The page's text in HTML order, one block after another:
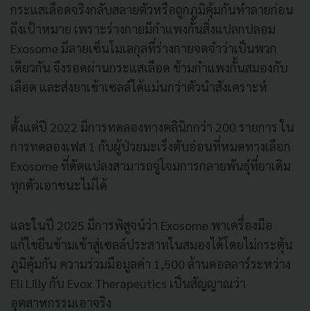
กระแสเลือดจริงกลับสลายตัวหรือถูกภูมิคุ้มกันทำลายก่อน
ถึงเป้าหมาย เพราะร่างกายมีกำแพงกั้นสิ่งแปลกปลอม
Exosome มีลายเซ็นโมเลกุลที่ร่างกายจดจำว่าเป็นพวก
เดียวกัน จึงรอดผ่านกระแสเลือด ข้ามกำแพงกั้นสมองกับ
เลือด และส่งยาเข้าเซลล์ได้แม่นกว่าตัวนำสังเคราะห์
ตั้งแต่ปี 2022 มีการทดลองทางคลินิกกว่า 200 รายการ ใน
การทดลองเฟส 1 กับผู้ป่วยมะเร็งตับอ่อนที่หมดทางเลือก
Exosome ที่ดัดแปลงสามารถจู่โจมการกลายพันธุ์ที่ยาเดิม
ทุกตัวเอาชนะไม่ได้
และในปี 2025 มีการพิสูจน์ว่า Exosome พาเครื่องมือ
แก้ไขยีนข้ามเข้าสู่เซลล์ประสาทในสมองได้โดยไม่กระตุ้น
ภูมิคุ้มกัน ความร่วมมือมูลค่า 1,500 ล้านดอลลาร์ระหว่าง
Eli Lilly กับ Evox Therapeutics เป็นสัญญาณว่า
อุตสาหกรรมเอาจริง